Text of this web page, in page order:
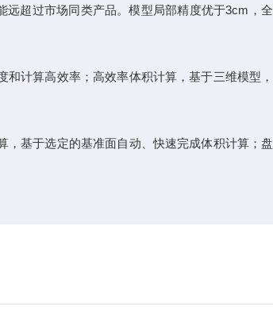
超过市场同类产品。模型局部精度优于3cm，
计算高效率；高效率体积计算，基于三维模型
基于选定的基准面自动、快速完成体积计算；